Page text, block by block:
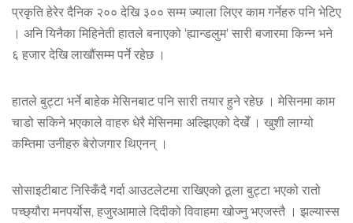
प्रकृति हेरेर दैनिक २०० देखि ३०० सम्म ज्याला लिएर काम गर्नेहरु पनि भेटिए
। अनि यिनैका मिहिनेती हातले बनाएको 'ह्यान्डलुम' सारी बजारमा किन्न भने
६ हजार देखि लाखौंसम्म पर्ने रहेछ ।
हातले बुट्टा भर्ने बाहेक मेसिनबाट पनि सारी तयार हुने रहेछ । मेसिनमा काम
चाडो सकिने भएकाले वाहरु धेरै मेसिनमा अल्झिएको देखेँ । खुशी लाग्यो
कम्तिमा उनीहरु बेरोजगार थिएनन् ।
सोसाइटीबाट निस्किँदै गर्दा आउटलेटमा राखिएको ठूला बुट्टा भएको रातो
पच्छ्यौरा मनपर्योस, हजुरआमाले दिदीको विवाहमा खोज्नु भएजस्तै । झल्यास्स